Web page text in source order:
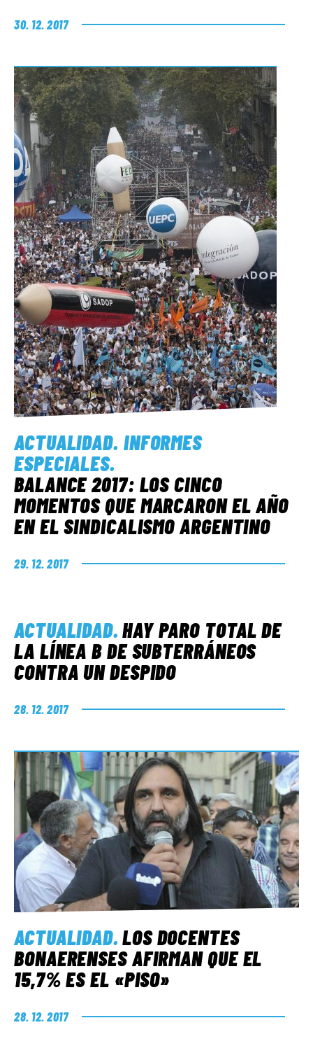
30. 12. 2017
ACTUALIDAD. INFORMES
ESPECIALES.
BALANCE 2017: LOS CINCO
MOMENTOS QUE MARCARON EL AÑO
EN EL SINDICALISMO ARGENTINO
29. 12. 2017
ACTUALIDAD.HAY PARO TOTAL DE
LA LÍNEA B DE SUBTERRÁNEOS
CONTRA UN DESPIDO
28. 12. 2017
ACTUALIDAD.LOS DOCENTES
BONAERENSES AFIRMAN QUE EL
15,7% ES EL «PISO»
28. 12. 2017